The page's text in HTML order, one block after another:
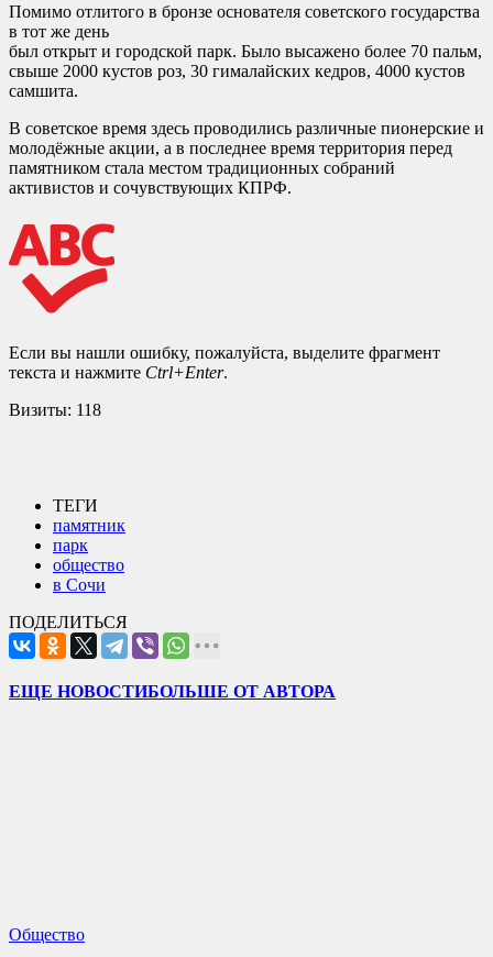
Помимо отлитого в бронзе основателя советского государства
в тот же день
был открыт и городской парк. Было высажено более 70 пальм,
свыше 2000 кустов роз, 30 гималайских кедров, 4000 кустов
самшита.
В советское время здесь проводились различные пионерские и
молодёжные акции, а в последнее время территория перед
памятником стала местом традиционных собраний
активистов и сочувствующих КПРФ.
Если вы нашли ошибку, пожалуйста, выделите фрагмент
текста и нажмите Ctrl+Enter.
Визиты: 118
ТЕГИ
памятник
парк
общество
в Сочи
ПОДЕЛИТЬСЯ
ЕЩЕ НОВОСТИБОЛЬШЕ ОТ АВТОРА
Общество